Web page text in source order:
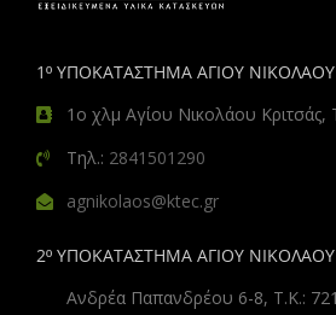
1º ΥΠΟΚΑΤΑΣΤΗΜΑ ΑΓΙΟΥ ΝΙΚΟΛΑΟΥ
1ο χλμ Αγίου Νικολάου Κριτσάς,
Τηλ.: 2841501290
agnikolaos@ktec.gr
2º ΥΠΟΚΑΤΑΣΤΗΜΑ ΑΓΙΟΥ ΝΙΚΟΛΑΟΥ
Ανδρέα Παπανδρέου 6-8, Τ.Κ.: